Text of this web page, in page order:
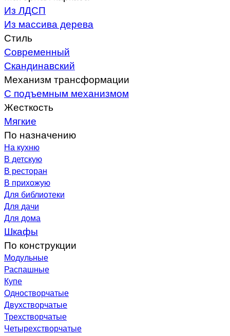
Из ЛДСП
Из массива дерева
Стиль
Современный
Скандинавский
Механизм трансформации
С подъемным механизмом
Жесткость
Мягкие
По назначению
На кухню
В детскую
В ресторан
В прихожую
Для библиотеки
Для дачи
Для дома
Шкафы
По конструкции
Модульные
Распашные
Купе
Одностворчатые
Двухстворчатые
Трехстворчатые
Четырехстворчатые